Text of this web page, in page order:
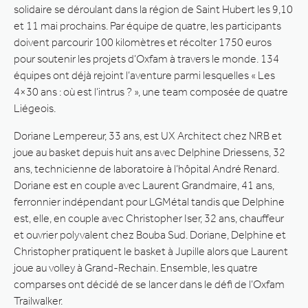
solidaire se déroulant dans la région de Saint Hubert les 9,10
et 11 mai prochains. Par équipe de quatre, les participants
doivent parcourir 100 kilomètres et récolter 1750 euros
pour soutenir les projets d’Oxfam à travers le monde. 134
équipes ont déjà rejoint l’aventure parmi lesquelles « Les
4×30 ans : où est l’intrus ? », une team composée de quatre
Liégeois.
Doriane Lempereur, 33 ans, est UX Architect chez NRB et
joue au basket depuis huit ans avec Delphine Driessens, 32
ans, technicienne de laboratoire à l’hôpital André Renard.
Doriane est en couple avec Laurent Grandmaire, 41 ans,
ferronnier indépendant pour LGMétal tandis que Delphine
est, elle, en couple avec Christopher Iser, 32 ans, chauffeur
et ouvrier polyvalent chez Bouba Sud. Doriane, Delphine et
Christopher pratiquent le basket à Jupille alors que Laurent
joue au volley à Grand-Rechain. Ensemble, les quatre
comparses ont décidé de se lancer dans le défi de l’Oxfam
Trailwalker.